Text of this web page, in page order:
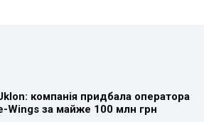
компанія придбала оператора
Wings за майже 100 млн грн